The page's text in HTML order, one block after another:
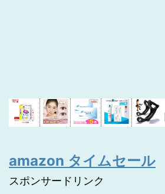
amazon タイムセール
スポンサードリンク